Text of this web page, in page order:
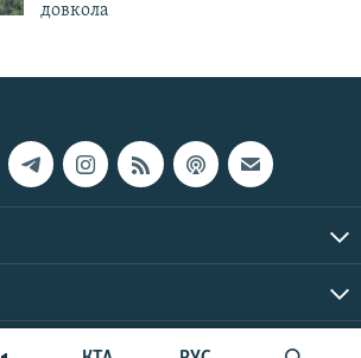
довкола
© Крим.Реалії, 2026 | Усі права застережено.